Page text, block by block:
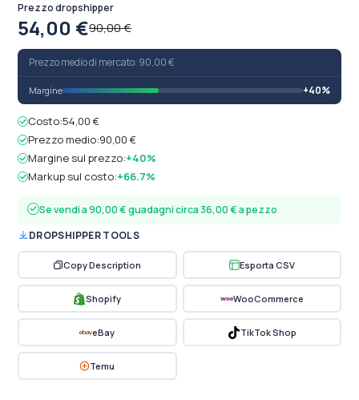
Prezzo dropshipper
54,00 €90,00 €
Prezzo medio di mercato: 90,00 €
Margine +40%
Costo:54,00 €
Prezzo medio:90,00 €
Margine sul prezzo:+40%
Markup sul costo:+66.7%
Se vendi a 90,00 € guadagni circa 36,00 € a pezzo
DROPSHIPPER TOOLS
Copy Description Esporta CSV
Shopify WooCommerce
eBay TikTok Shop
Temu